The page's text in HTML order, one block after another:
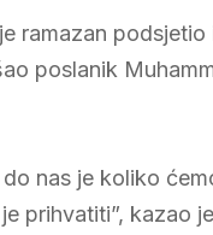
ramazan podsjetio
poslanik
do nas je koliko
prihvatiti”, kazao